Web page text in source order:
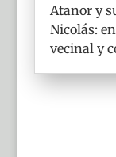
Atanor y
Nicolás:
vecinal y